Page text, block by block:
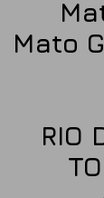
Mato
RIO